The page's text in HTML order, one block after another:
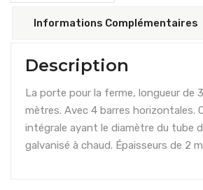
Informations Complémentaires
Description
La porte pour la ferme, longueur de
mètres. Avec 4 barres horizontales.
intégrale ayant le diamètre du tube
galvanisé à chaud. Épaisseurs de 2